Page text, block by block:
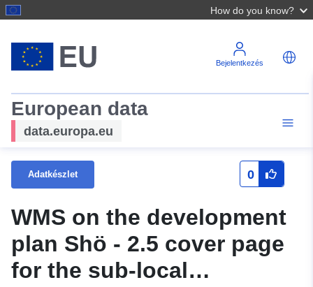
How do you know?
Bejelentkezés
European data
data.europa.eu
Adatkészlet 0
WMS on the development
plan Shö - 2.5 cover page
for the sub-local